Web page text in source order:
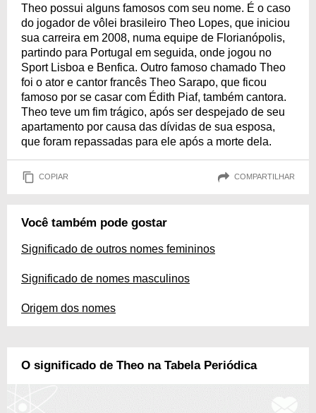
Theo possui alguns famosos com seu nome. É o caso
do jogador de vôlei brasileiro Theo Lopes, que iniciou
sua carreira em 2008, numa equipe de Florianópolis,
partindo para Portugal em seguida, onde jogou no
Sport Lisboa e Benfica. Outro famoso chamado Theo
foi o ator e cantor francês Theo Sarapo, que ficou
famoso por se casar com Édith Piaf, também cantora.
Theo teve um fim trágico, após ser despejado de seu
apartamento por causa das dívidas de sua esposa,
que foram repassadas para ele após a morte dela.
COPIAR COMPARTILHAR
Você também pode gostar
Significado de outros nomes femininos
Significado de nomes masculinos
Origem dos nomes
O significado de Theo na Tabela Periódica